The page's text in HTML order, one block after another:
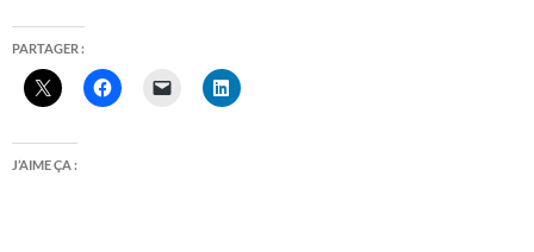
PARTAGER :
J’AIME ÇA :